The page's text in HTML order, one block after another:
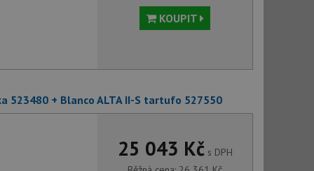
KOUPIT
523480 + Blanco ALTA II-S tartufo 527550
25 043 Kčs DPH